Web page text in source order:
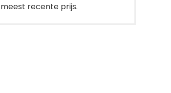
meest recente prijs.